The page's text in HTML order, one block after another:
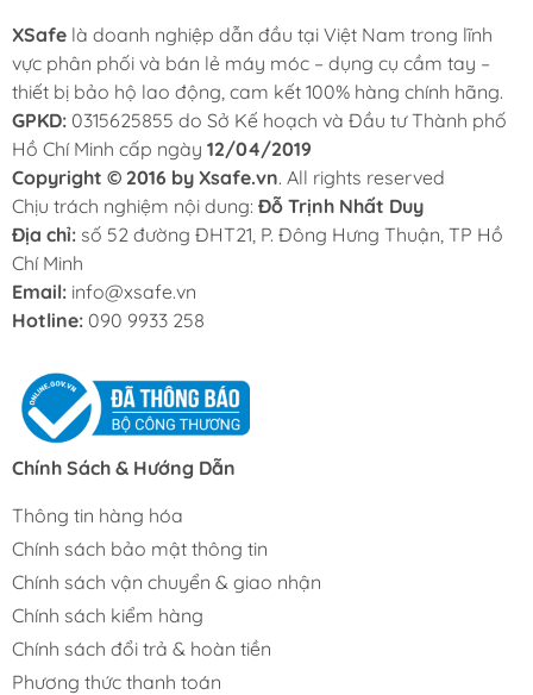
XSafe là doanh nghiệp dẫn đầu tại Việt Nam trong lĩnh
vực phân phối và bán lẻ máy móc – dụng cụ cầm tay –
thiết bị bảo hộ lao động, cam kết 100% hàng chính hãng.
GPKD: 0315625855 do Sở Kế hoạch và Đầu tư Thành phố
Hồ Chí Minh cấp ngày 12/04/2019
Copyright © 2016 by Xsafe.vn. All rights reserved
Chịu trách nghiệm nội dung: Đỗ Trịnh Nhất Duy
Địa chỉ: số 52 đường ĐHT21, P. Đông Hưng Thuận, TP Hồ
Chí Minh
Email: info@xsafe.vn
Hotline: 090 9933 258
Chính Sách & Hướng Dẫn
Thông tin hàng hóa
Chính sách bảo mật thông tin
Chính sách vận chuyển & giao nhận
Chính sách kiểm hàng
Chính sách đổi trả & hoàn tiền
Phương thức thanh toán